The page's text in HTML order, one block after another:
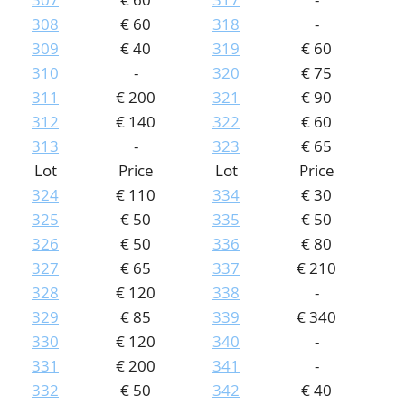
308
€ 60
309
€ 40
310
-
311
€ 200
312
€ 140
313
-
318
-
319
€ 60
320
€ 75
321
€ 90
322
€ 60
323
€ 65
Lot
Price
324
€ 110
325
€ 50
326
€ 50
327
€ 65
328
€ 120
329
€ 85
330
€ 120
331
€ 200
332
€ 50
Lot
Price
334
€ 30
335
€ 50
336
€ 80
337
€ 210
338
-
339
€ 340
340
-
341
-
342
€ 40